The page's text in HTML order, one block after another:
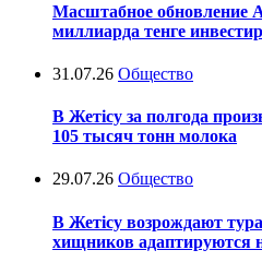
Масштабное обновление
миллиарда тенге
31.07.26 Общество
В Жетісу за полгода
105 тысяч тонн молока
29.07.26 Общество
В Жетісу возрождают
хищников адаптируются